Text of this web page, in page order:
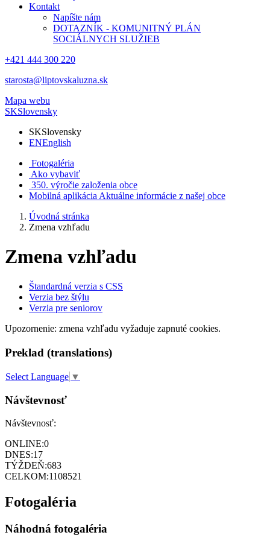
Kontakt
Napíšte nám
DOTAZNÍK - KOMUNITNÝ PLÁN
SOCIÁLNYCH SLUŽIEB
+421 444 300 220
starosta@liptovskaluzna.sk
Mapa webu
SKSlovensky
SKSlovensky
ENEnglish
Fotogaléria
Ako vybaviť
350. výročie založenia obce
Mobilná aplikácia Aktuálne informácie z našej obce
Úvodná stránka
Zmena vzhľadu
Zmena vzhľadu
Štandardná verzia s CSS
Verzia bez štýlu
Verzia pre seniorov
Upozornenie: zmena vzhľadu vyžaduje zapnuté cookies.
Preklad (translations)
Select Language ▼
Návštevnosť
Návštevnosť:
ONLINE:0
DNES:17
TÝŽDEŇ:683
CELKOM:1108521
Fotogaléria
Náhodná fotogaléria